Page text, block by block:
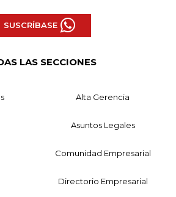
SUSCRÍBASE
LAS SECCIONES
Alta Gerencia
Asuntos Legales
Comunidad Empresarial
Directorio Empresarial